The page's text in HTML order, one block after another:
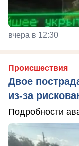
вчера в 12:30
Происшествия
Двое
из-за
Подробности